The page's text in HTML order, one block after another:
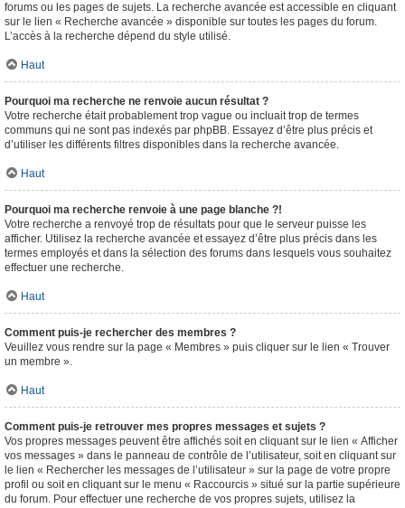
forums ou les pages de sujets. La recherche avancée est accessible en cliquant
sur le lien « Recherche avancée » disponible sur toutes les pages du forum.
L’accès à la recherche dépend du style utilisé.
Haut
Pourquoi ma recherche ne renvoie aucun résultat ?
Votre recherche était probablement trop vague ou incluait trop de termes
communs qui ne sont pas indexés par phpBB. Essayez d’être plus précis et
d’utiliser les différents filtres disponibles dans la recherche avancée.
Haut
Pourquoi ma recherche renvoie à une page blanche ?!
Votre recherche a renvoyé trop de résultats pour que le serveur puisse les
afficher. Utilisez la recherche avancée et essayez d’être plus précis dans les
termes employés et dans la sélection des forums dans lesquels vous souhaitez
effectuer une recherche.
Haut
Comment puis-je rechercher des membres ?
Veuillez vous rendre sur la page « Membres » puis cliquer sur le lien « Trouver
un membre ».
Haut
Comment puis-je retrouver mes propres messages et sujets ?
Vos propres messages peuvent être affichés soit en cliquant sur le lien « Afficher
vos messages » dans le panneau de contrôle de l’utilisateur, soit en cliquant sur
le lien « Rechercher les messages de l’utilisateur » sur la page de votre propre
profil ou soit en cliquant sur le menu « Raccourcis » situé sur la partie supérieure
du forum. Pour effectuer une recherche de vos propres sujets, utilisez la